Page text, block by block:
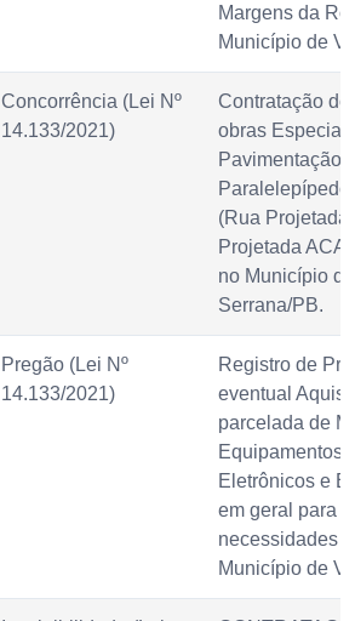
Margens da
Município de
Concorrência (Lei Nº
14.133/2021)
Contratação
obras
Pavimentação
(Rua Projetada
Projetada
no Município
Serrana/PB.
Pregão (Lei Nº
14.133/2021)
Registro de
eventual
parcelada de
Equipamentos
Eletrônicos e
em geral para
necessidades
Município de